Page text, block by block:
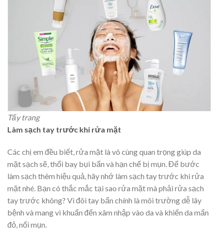
Tẩy trang
Làm sạch tay trước khi rửa mặt
Các chị em đều biết, rửa mặt là vô cùng quan trọng giúp da
mặt sạch sẽ, thổi bay bụi bẩn và hạn chế bị mụn. Để bước
làm sạch thêm hiệu quả, hãy nhớ làm sạch tay trước khi rửa
mặt nhé. Bạn có thắc mắc tại sao rửa mặt mà phải rửa sạch
tay trước không? Vì đôi tay bẩn chính là môi trường dễ lây
bệnh và mang vi khuẩn đến xâm nhập vào da và khiến da mẩn
đỏ, nổi mụn.